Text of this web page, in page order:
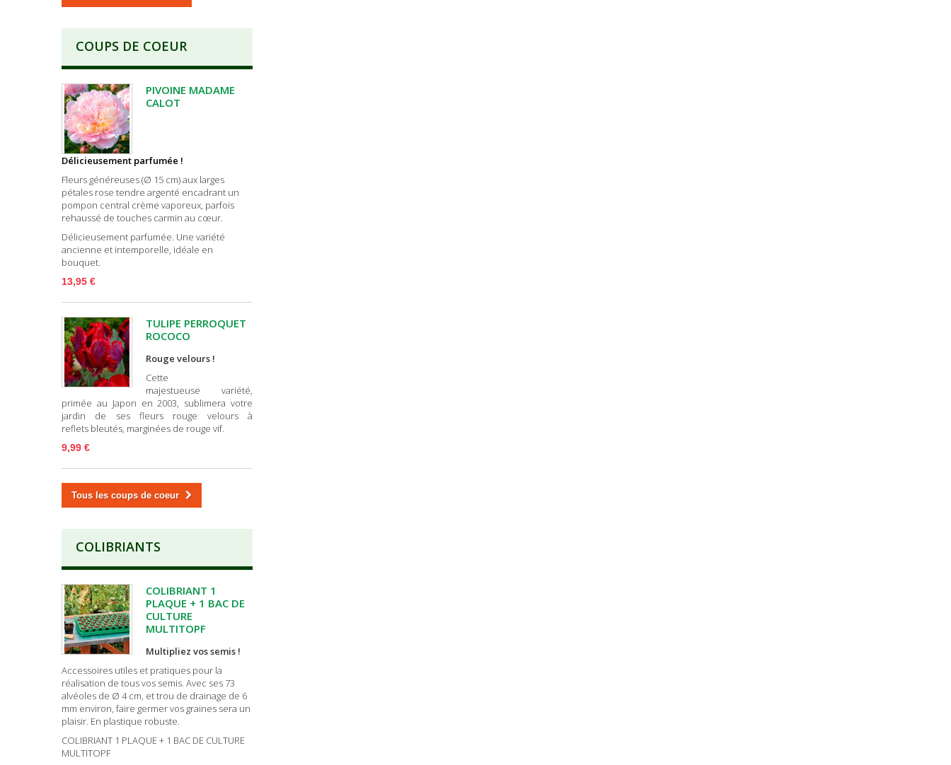
COUPS DE COEUR
PIVOINE MADAME
CALOT
Délicieusement parfumée !
Fleurs généreuses (Ø 15 cm) aux larges
pétales rose tendre argenté encadrant un
pompon central crème vaporeux, parfois
rehaussé de touches carmin au cœur.
Délicieusement parfumée. Une variété
ancienne et intemporelle, idéale en
bouquet.
13,95 €
TULIPE PERROQUET
ROCOCO
Rouge velours !
Cette
majestueuse variété,
primée au Japon en 2003, sublimera votre
jardin de ses fleurs rouge velours à
reflets bleutés, marginées de rouge vif.
9,99 €
Tous les coups de coeur
COLIBRIANTS
COLIBRIANT 1
PLAQUE + 1 BAC DE
CULTURE
MULTITOPF
Multipliez vos semis !
Accessoires utiles et pratiques pour la
réalisation de tous vos semis. Avec ses 73
alvéoles de Ø 4 cm, et trou de drainage de 6
mm environ, faire germer vos graines sera un
plaisir. En plastique robuste.
COLIBRIANT 1 PLAQUE + 1 BAC DE CULTURE
MULTITOPF